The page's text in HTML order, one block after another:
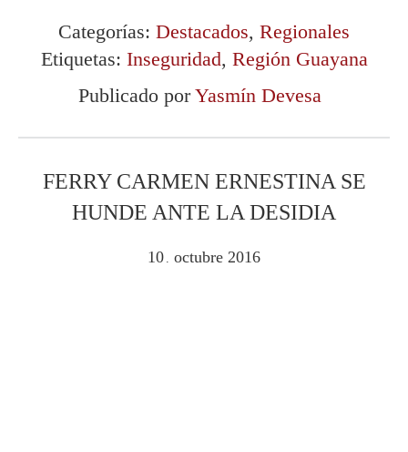
Categorías: Destacados, Regionales
Etiquetas: Inseguridad, Región Guayana
Publicado porYasmín Devesa
FERRY CARMEN ERNESTINA SE
HUNDE ANTE LA DESIDIA
10 . octubre 2016